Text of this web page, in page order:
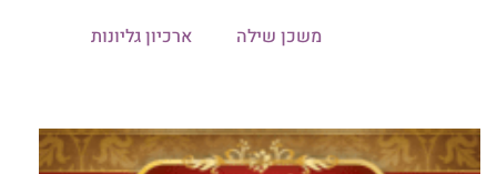
משכן שילה ארכיון גליונות